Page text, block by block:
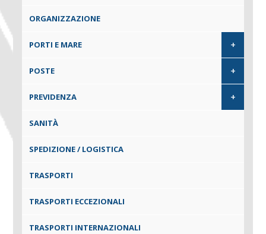
ORGANIZZAZIONE
PORTI E MARE +
POSTE +
PREVIDENZA +
SANITÀ
SPEDIZIONE / LOGISTICA
TRASPORTI
TRASPORTI ECCEZIONALI
TRASPORTI INTERNAZIONALI